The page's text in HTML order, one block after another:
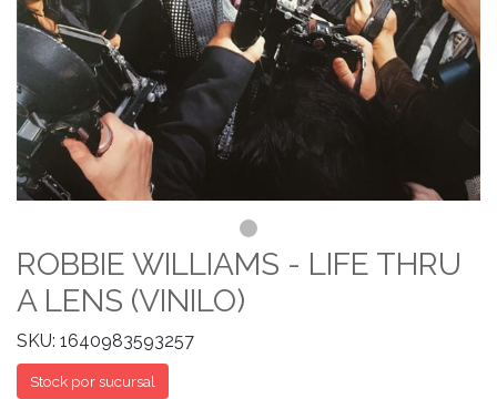
ROBBIE WILLIAMS - LIFE THRU
A LENS (VINILO)
SKU: 1640983593257
Stock por sucursal